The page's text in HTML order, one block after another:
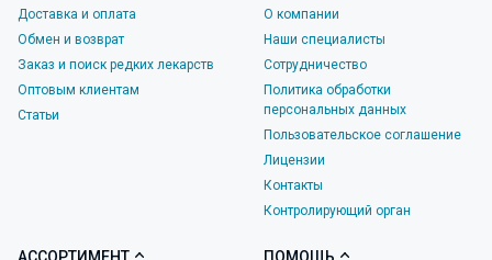
Доставка и оплата
Обмен и возврат
Заказ и поиск редких лекарств
Оптовым клиентам
Статьи
О компании
Наши специалисты
Сотрудничество
Политика обработки
персональных данных
Пользовательское соглашение
Лицензии
Контакты
Контролирующий орган
АССОРТИМЕНТ ПОМОЩЬ